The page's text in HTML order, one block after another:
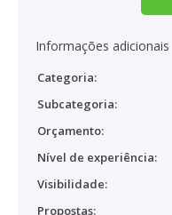
Informações adicionais
Categoria:
Subcategoria:
Orçamento:
Nível de experiência:
Visibilidade:
Propostas: